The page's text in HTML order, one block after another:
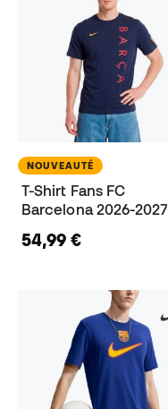
NOUVEAUTÉ
T-Shirt Fans FC
Barcelona 2026-2027
54,99 €